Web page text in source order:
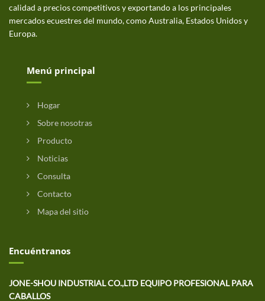
calidad a precios competitivos y exportando a los principales
mercados ecuestres del mundo, como Australia, Estados Unidos y
Europa.
Menú principal
Hogar
Sobre nosotras
Producto
Noticias
Consulta
Contacto
Mapa del sitio
Encuéntranos
JONE-SHOU INDUSTRIAL CO.,LTD EQUIPO PROFESIONAL PARA
CABALLOS